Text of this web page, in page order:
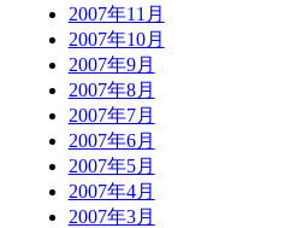
2007年11月
2007年10月
2007年9月
2007年8月
2007年7月
2007年6月
2007年5月
2007年4月
2007年3月